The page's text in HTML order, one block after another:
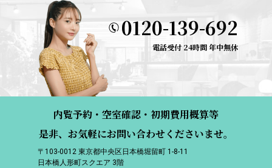
0120-139-692
電話受付 24時間 年中無休
内覧予約・空室確認・初期費用概算等
是非、お気軽にお問い合わせくださいませ。
〒103-0012 東京都中央区日本橋堀留町 1-8-11
日本橋人形町スクエア 3階